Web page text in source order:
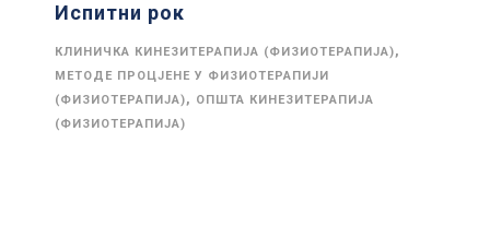
Испитни рок
КЛИНИЧКА КИНЕЗИТЕРАПИЈА (ФИЗИОТЕРАПИЈА),
МЕТОДЕ ПРОЦЈЕНЕ У ФИЗИОТЕРАПИЈИ
(ФИЗИОТЕРАПИЈА), ОПШТА КИНЕЗИТЕРАПИЈА
(ФИЗИОТЕРАПИЈА)